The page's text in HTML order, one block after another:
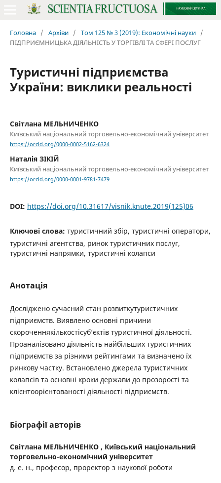
Головна / Архіви / Том 125 № 3 (2019): Економічні науки /
ПІДПРИЄМНИЦЬКА ДІЯЛЬНІСТЬ У ТОРГІВЛІ ТА СФЕРІ ПОСЛУГ
Туристичні підприємства
України: виклики реальності
Світлана МЕЛЬНИЧЕНКО
Київський національний торговельно-економічний університет
https://orcid.org/0000-0002-5162-6324
Наталія ЗІКІЙ
Київський національний торговельно-економічний університет
https://orcid.org/0000-0001-9781-7479
DOI: https://doi.org/10.31617/visnik.knute.2019(125)06
Ключові слова: туристичний збір, туристичні оператори,
туристичні агентства, ринок туристичних послуг,
туристичні напрямки, туристичні колапси
Анотація
Досліджено сучасний стан розвиткутуристичних
підприємств. Виявлено основні причини
скороченнякількостісуб’єктів туристичної діяльності.
Проаналі­зовано діяльність найбільших туристичних
підприємств за різними рейтингами та визначено їх
ринкову частку. Встановлено джерела туристичних
колапсів та основні кроки держави до прозорості та
клієнтоорієнтованості діяльності підприємств.
Біографії авторів
Світлана МЕЛЬНИЧЕНКО , Київський національний
торговельно-економічний університет
д. е. н., професор, проректор з наукової роботи